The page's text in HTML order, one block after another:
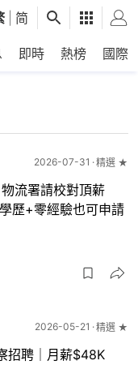
简
即時 熱榜 國際
2026-07-31 精選 ★
流署請校對頂薪
+零經驗也可申請
2026-05-21 精選 ★
招聘｜月薪$48K